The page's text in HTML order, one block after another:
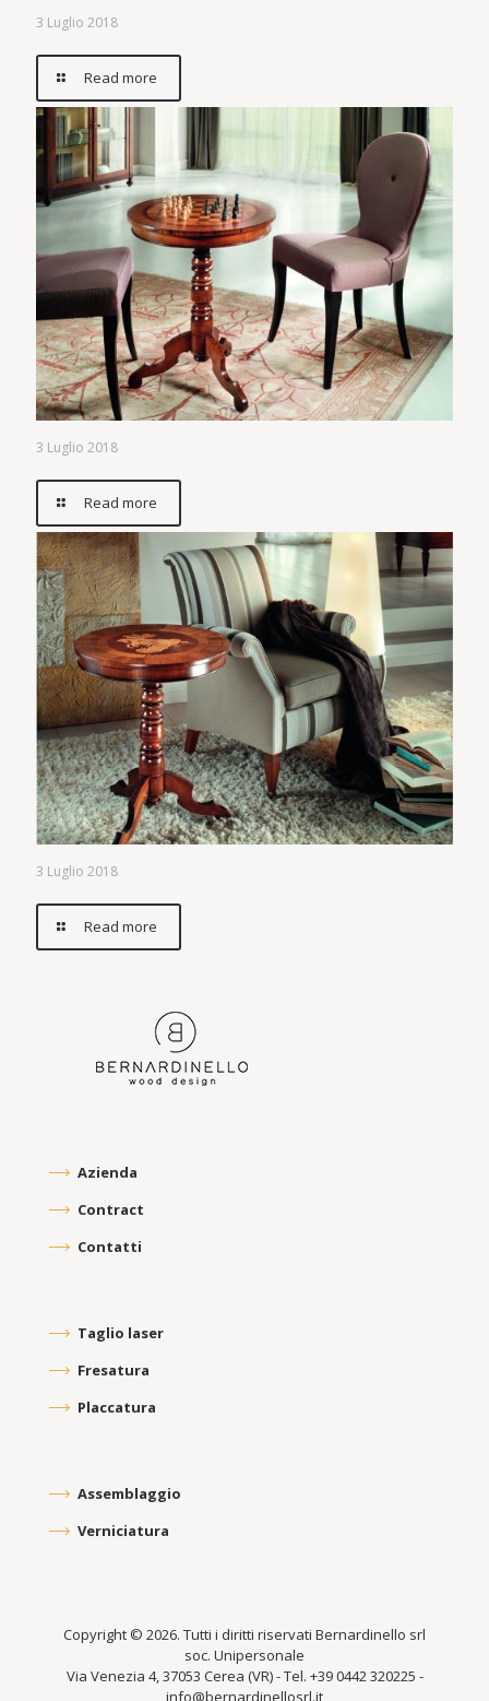
3 Luglio 2018
Read more
3 Luglio 2018
Read more
3 Luglio 2018
Read more
Azienda
Contract
Contatti
Taglio laser
Fresatura
Placcatura
Assemblaggio
Verniciatura
Copyright © 2026. Tutti i diritti riservati Bernardinello srl
soc. Unipersonale
Via Venezia 4, 37053 Cerea (VR) - Tel. +39 0442 320225 -
info@bernardinellosrl.it